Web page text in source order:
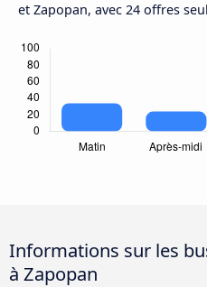
et Zapopan, avec 24 offres
Informations sur les
à Zapopan